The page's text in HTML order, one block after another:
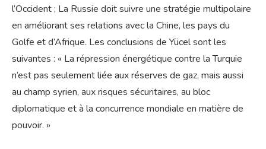
l’Occident ; La Russie doit suivre une stratégie multipolaire
en améliorant ses relations avec la Chine, les pays du
Golfe et d’Afrique. Les conclusions de Yücel sont les
suivantes : « La répression énergétique contre la Turquie
n’est pas seulement liée aux réserves de gaz, mais aussi
au champ syrien, aux risques sécuritaires, au bloc
diplomatique et à la concurrence mondiale en matière de
pouvoir. »